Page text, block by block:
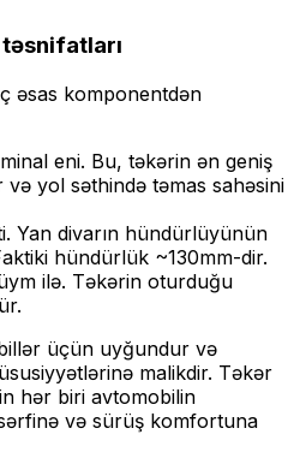
əsas komponentdən
eni. Bu, təkərin ən geniş
yol səthində təmas sahəsini
Yan divarın hündürlüyünün
hündürlük ~130mm-dir.
ilə. Təkərin oturduğu
üçün uyğundur və
malikdir. Təkər
hər biri avtomobilin
və sürüş komfortuna